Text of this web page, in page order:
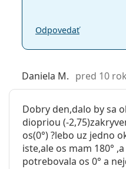
Odpovedať
Daniela M. pred 10
Dobry den,dalo by sa
diopriou (-
os(0°) ?lebo uz jedno
iste,ale os mam 180°
potrebovala os 0° a